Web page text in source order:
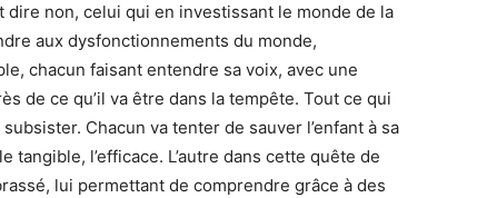
non, celui qui en investissant le monde de la
aux dysfonctionnements du monde,
chacun faisant entendre sa voix, avec une
de ce qu’il va être dans la tempête. Tout ce qui
Chacun va tenter de sauver l’enfant à sa
tangible, l’efficace. L’autre dans cette quête de
lui permettant de comprendre grâce à des